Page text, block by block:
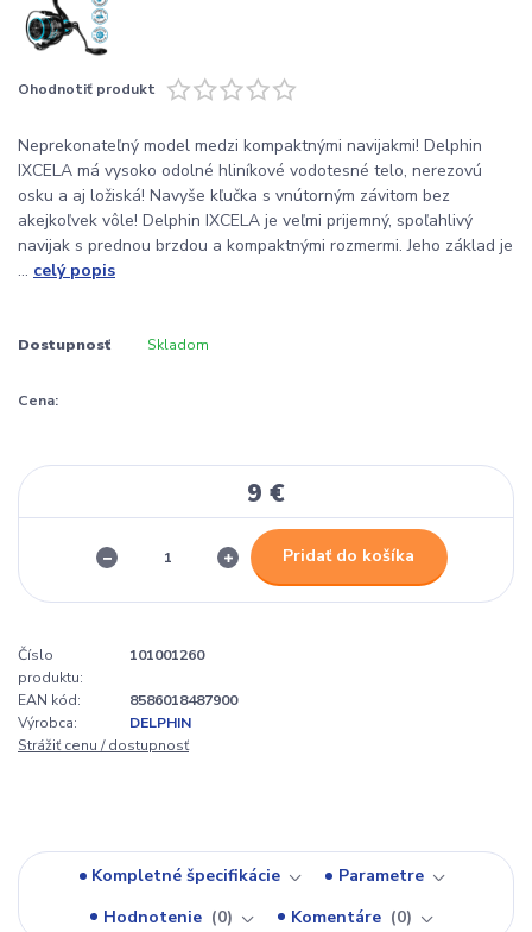
Ohodnotiť produkt
Neprekonateľný model medzi kompaktnými navijakmi! Delphin
IXCELA má vysoko odolné hliníkové vodotesné telo, nerezovú
osku a aj ložiská! Navyše kľučka s vnútorným závitom bez
akejkoľvek vôle! Delphin IXCELA je veľmi prijemný, spoľahlivý
navijak s prednou brzdou a kompaktnými rozmermi. Jeho základ je
... celý popis
Dostupnosť Skladom
Cena:
9 €
Pridať do košíka
Číslo
produktu:
101001260
EAN kód:
8586018487900
Výrobca:
DELPHIN
Strážiť cenu / dostupnosť
Kompletné špecifikácie
Parametre
Hodnotenie
0 Komentáre 0